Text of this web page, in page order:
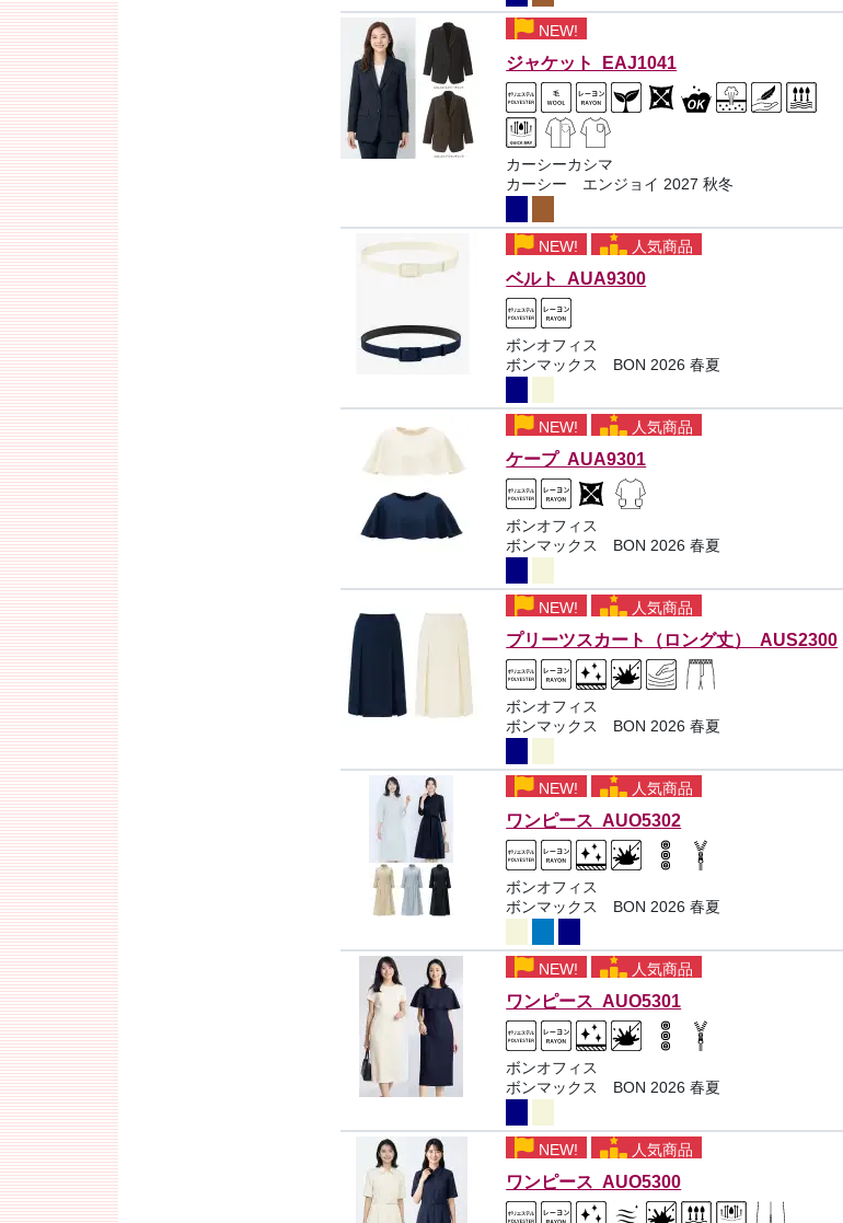
NEW!
ジャケット EAJ1041
カーシーカシマ
カーシー エンジョイ 2027 秋冬
NEW! 人気商品
ベルト AUA9300
ボンオフィス
ボンマックス BON 2026 春夏
NEW! 人気商品
ケープ AUA9301
ボンオフィス
ボンマックス BON 2026 春夏
NEW! 人気商品
プリーツスカート（ロング丈） AUS2300
ボンオフィス
ボンマックス BON 2026 春夏
NEW! 人気商品
ワンピース AUO5302
ボンオフィス
ボンマックス BON 2026 春夏
NEW! 人気商品
ワンピース AUO5301
ボンオフィス
ボンマックス BON 2026 春夏
NEW! 人気商品
ワンピース AUO5300